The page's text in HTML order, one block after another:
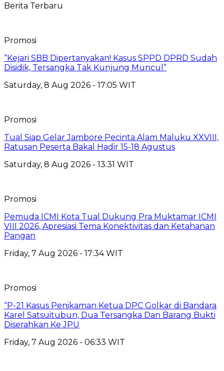
Berita Terbaru
Promosi
“Kejari SBB Dipertanyakan! Kasus SPPD DPRD Sudah
Disidik, Tersangka Tak Kunjung Muncul”
Saturday, 8 Aug 2026 - 17:05 WIT
Promosi
Tual Siap Gelar Jambore Pecinta Alam Maluku XXVIII,
Ratusan Peserta Bakal Hadir 15-18 Agustus
Saturday, 8 Aug 2026 - 13:31 WIT
Promosi
Pemuda ICMI Kota Tual Dukung Pra Muktamar ICMI
VIII 2026, Apresiasi Tema Konektivitas dan Ketahanan
Pangan
Friday, 7 Aug 2026 - 17:34 WIT
Promosi
“P-21 Kasus Penikaman Ketua DPC Golkar di Bandara
Karel Satsuitubun, Dua Tersangka Dan Barang Bukti
Diserahkan Ke JPU
Friday, 7 Aug 2026 - 06:33 WIT